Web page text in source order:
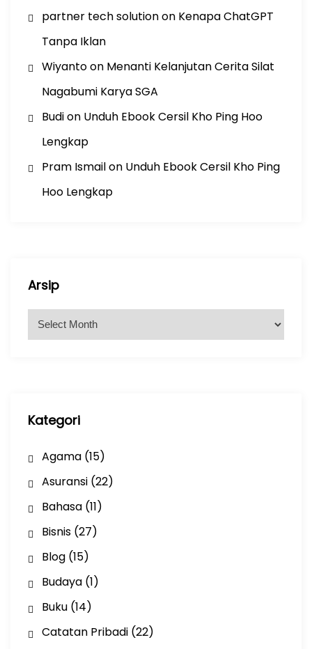
partner tech solutionon Kenapa ChatGPT
Tanpa Iklan
Wiyantoon Menanti Kelanjutan Cerita Silat
Nagabumi Karya SGA
Budion Unduh Ebook Cersil Kho Ping Hoo
Lengkap
Pram Ismailon Unduh Ebook Cersil Kho Ping
Hoo Lengkap
Arsip
Kategori
Agama(15)
Asuransi(22)
Bahasa(11)
Bisnis(27)
Blog(15)
Budaya(1)
Buku(14)
Catatan Pribadi(22)